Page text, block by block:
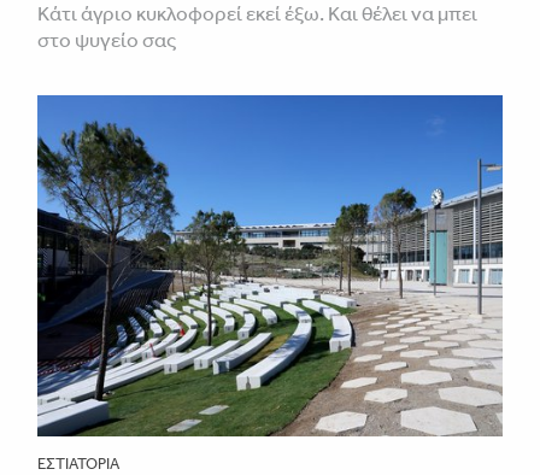
Κάτι άγριο κυκλοφορεί εκεί έξω. Και θέλει να μπει
στο ψυγείο σας
ΕΣΤΙΑΤΌΡΙΑ